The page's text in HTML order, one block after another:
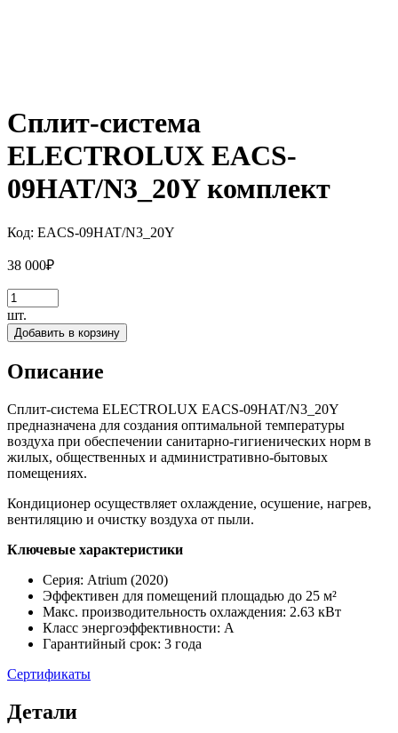
Сплит-система
ELECTROLUX EACS-
09HAT/N3_20Y комплект
Код: EACS-09HAT/N3_20Y
38 000₽
шт.
Добавить в корзину
Описание
Сплит-система ELECTROLUX EACS-09HAT/N3_20Y
предназначена для создания оптимальной температуры
воздуха при обеспечении санитарно-гигиенических норм в
жилых, общественных и административно-бытовых
помещениях.
Кондиционер осуществляет охлаждение, осушение, нагрев,
вентиляцию и очистку воздуха от пыли.
Ключевые характеристики
Серия: Atrium (2020)
Эффективен для помещений площадью до 25 м²
Макс. производительность охлаждения: 2.63 кВт
Класс энергоэффективности: A
Гарантийный срок: 3 года
Сертификаты
Детали